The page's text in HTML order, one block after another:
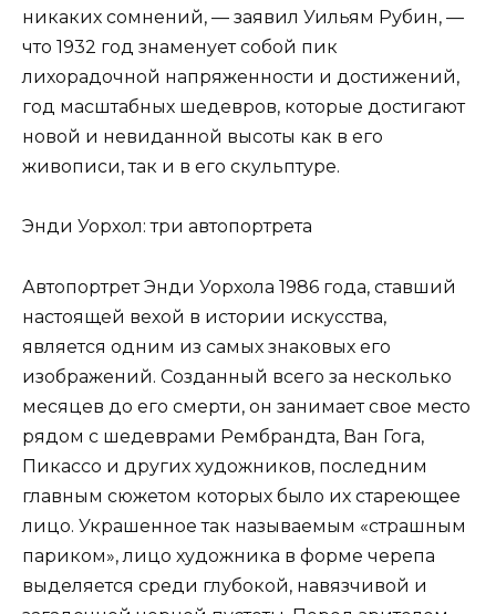
никаких сомнений, — заявил Уильям Рубин, —
что 1932 год знаменует собой пик
лихорадочной напряженности и достижений,
год масштабных шедевров, которые достигают
новой и невиданной высоты как в его
живописи, так и в его скульптуре.
Энди Уорхол: три автопортрета
Автопортрет Энди Уорхола 1986 года, ставший
настоящей вехой в истории искусства,
является одним из самых знаковых его
изображений. Созданный всего за несколько
месяцев до его смерти, он занимает свое место
рядом с шедеврами Рембрандта, Ван Гога,
Пикассо и других художников, последним
главным сюжетом которых было их стареющее
лицо. Украшенное так называемым «страшным
париком», лицо художника в форме черепа
выделяется среди глубокой, навязчивой и